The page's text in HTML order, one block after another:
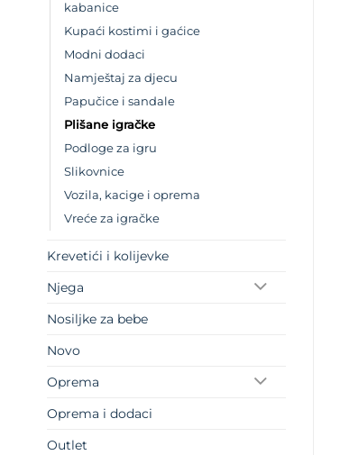
kabanice
Kupaći kostimi i gaćice
Modni dodaci
Namještaj za djecu
Papučice i sandale
Plišane igračke
Podloge za igru
Slikovnice
Vozila, kacige i oprema
Vreće za igračke
Krevetići i kolijevke
Njega
Nosiljke za bebe
Novo
Oprema
Oprema i dodaci
Outlet